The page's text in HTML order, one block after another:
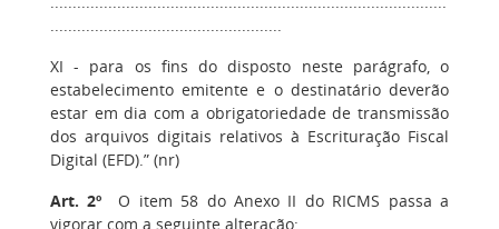
....................................................
XI - para os fins do disposto neste parágrafo, o
estabelecimento emitente e o destinatário deverão
estar em dia com a obrigatoriedade de transmissão
dos arquivos digitais relativos à Escrituração Fiscal
Digital (EFD).” (nr)
Art. 2º O item 58 do Anexo II do RICMS passa a
vigorar com a seguinte alteração: